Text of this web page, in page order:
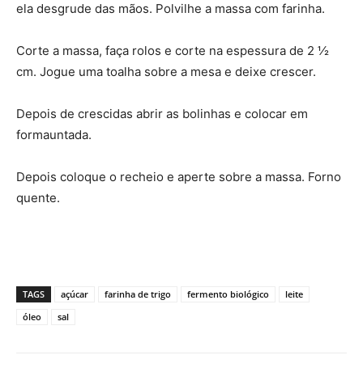
ela desgrude das mãos. Polvilhe a massa com farinha.
Corte a massa, faça rolos e corte na espessura de 2 ½
cm. Jogue uma toalha sobre a mesa e deixe crescer.
Depois de crescidas abrir as bolinhas e colocar em
formauntada.
Depois coloque o recheio e aperte sobre a massa. Forno
quente.
TAGS açúcar farinha de trigo fermento biológico
leite
óleo
sal